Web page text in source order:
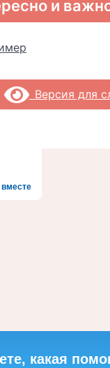
и
Версия для
какая